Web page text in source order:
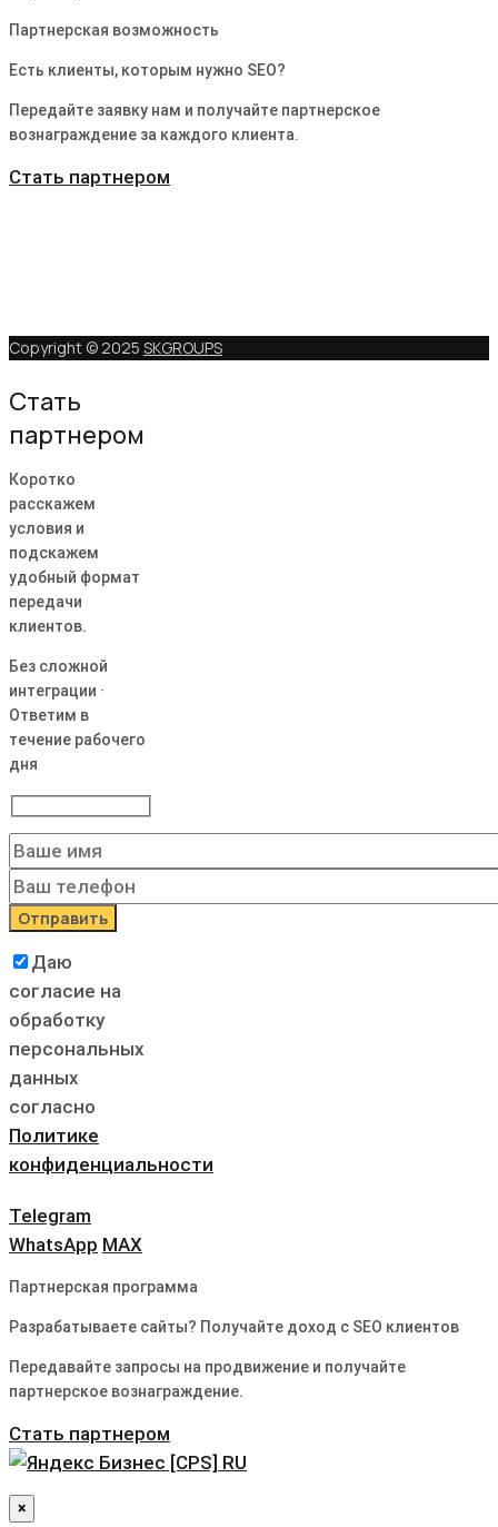
Партнерская возможность
Есть клиенты, которым нужно SEO?
Передайте заявку нам и получайте партнерское
вознаграждение за каждого клиента.
Стать партнером
Copyright © 2025 SKGROUPS
Стать
партнером
Коротко
расскажем
условия и
подскажем
удобный формат
передачи
клиентов.
Без сложной
интеграции ·
Ответим в
течение рабочего
дня
Даю
согласие на
обработку
персональных
данных
согласно
Политике
конфиденциальности
Telegram
WhatsApp MAX
Партнерская программа
Разрабатываете сайты? Получайте доход с SEO клиентов
Передавайте запросы на продвижение и получайте
партнерское вознаграждение.
Стать партнером
×